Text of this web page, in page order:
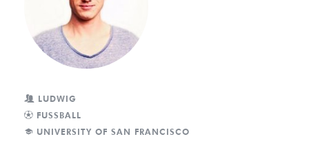
LUDWIG
FUSSBALL
UNIVERSITY OF SAN FRANCISCO